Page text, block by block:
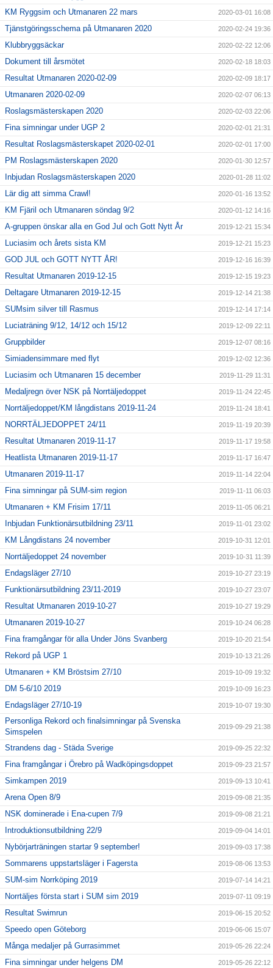
KM Ryggsim och Utmanaren 22 mars 2020-03-01 16:08
Tjänstgöringsschema på Utmanaren 2020 2020-02-24 19:36
Klubbryggsäckar 2020-02-22 12:06
Dokument till årsmötet 2020-02-18 18:03
Resultat Utmanaren 2020-02-09 2020-02-09 18:17
Utmanaren 2020-02-09 2020-02-07 06:13
Roslagsmästerskapen 2020 2020-02-03 22:06
Fina simningar under UGP 2 2020-02-01 21:31
Resultat Roslagsmästerskapet 2020-02-01 2020-02-01 17:00
PM Roslagsmästerskapen 2020 2020-01-30 12:57
Inbjudan Roslagsmästerskapen 2020 2020-01-28 11:02
Lär dig att simma Crawl! 2020-01-16 13:52
KM Fjäril och Utmanaren söndag 9/2 2020-01-12 14:16
A-gruppen önskar alla en God Jul och Gott Nytt År 2019-12-21 15:34
Luciasim och årets sista KM 2019-12-21 15:23
GOD JUL och GOTT NYTT ÅR! 2019-12-16 16:39
Resultat Utmanaren 2019-12-15 2019-12-15 19:23
Deltagare Utmanaren 2019-12-15 2019-12-14 21:38
SUMsim silver till Rasmus 2019-12-14 17:14
Luciaträning 9/12, 14/12 och 15/12 2019-12-09 22:11
Gruppbilder 2019-12-07 08:16
Simiadensimmare med flyt 2019-12-02 12:36
Luciasim och Utmanaren 15 december 2019-11-29 11:31
Medaljregn över NSK på Norrtäljedoppet 2019-11-24 22:45
Norrtäljedoppet/KM långdistans 2019-11-24 2019-11-24 18:41
NORRTÄLJEDOPPET 24/11 2019-11-19 20:39
Resultat Utmanaren 2019-11-17 2019-11-17 19:58
Heatlista Utmanaren 2019-11-17 2019-11-17 16:47
Utmanaren 2019-11-17 2019-11-14 22:04
Fina simningar på SUM-sim region 2019-11-11 06:03
Utmanaren + KM Frisim 17/11 2019-11-05 06:21
Inbjudan Funktionärsutbildning 23/11 2019-11-01 23:02
KM Långdistans 24 november 2019-10-31 12:01
Norrtäljedoppet 24 november 2019-10-31 11:39
Endagsläger 27/10 2019-10-27 23:19
Funktionärsutbildning 23/11-2019 2019-10-27 23:07
Resultat Utmanaren 2019-10-27 2019-10-27 19:29
Utmanaren 2019-10-27 2019-10-24 06:28
Fina framgångar för alla Under Jöns Svanberg 2019-10-20 21:54
Rekord på UGP 1 2019-10-13 21:26
Utmanaren + KM Bröstsim 27/10 2019-10-09 19:32
DM 5-6/10 2019 2019-10-09 16:23
Endagsläger 27/10-19 2019-10-07 19:30
Personliga Rekord och finalsimningar på Svenska
Simspelen
2019-09-29 21:38
Strandens dag - Städa Sverige 2019-09-25 22:32
Fina framgångar i Örebro på Wadköpingsdoppet 2019-09-23 21:57
Simkampen 2019 2019-09-13 10:41
Arena Open 8/9 2019-09-08 21:35
NSK dominerade i Ena-cupen 7/9 2019-09-08 21:21
Introduktionsutbildning 22/9 2019-09-04 14:01
Nybörjarträningen startar 9 september! 2019-09-03 17:38
Sommarens uppstartsläger i Fagersta 2019-08-06 13:53
SUM-sim Norrköping 2019 2019-07-14 14:21
Norrtäljes första start i SUM sim 2019 2019-07-11 09:19
Resultat Swimrun 2019-06-15 20:52
Speedo open Göteborg 2019-06-06 15:07
Många medaljer på Gurrasimmet 2019-05-26 22:24
Fina simningar under helgens DM 2019-05-26 22:12